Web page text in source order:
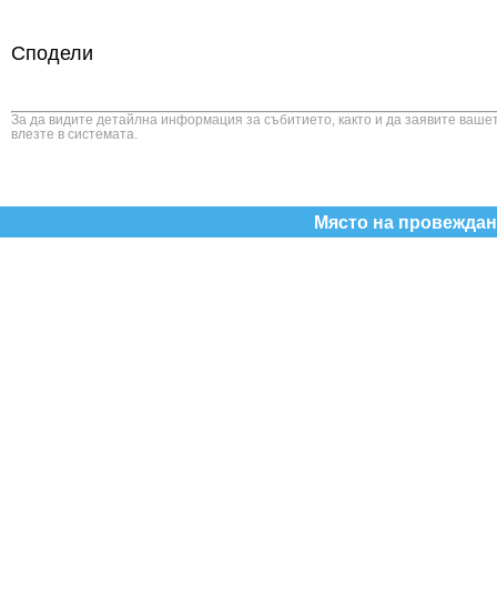
Сподели
За да видите детайлна информация за събитието, както и да заявите
влезте в системата.
Място на